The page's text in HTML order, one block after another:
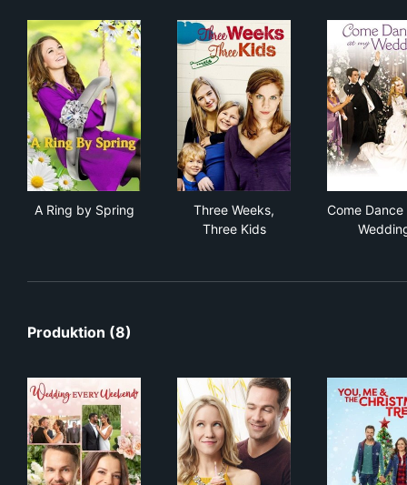
A Ring by Spring
Three Weeks,
Three Kids
Come
Produktion (8)